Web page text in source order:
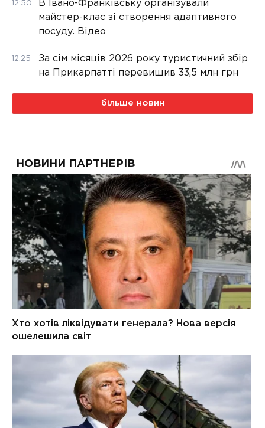
12:50
В Івано-Франківську організували
майстер-клас зі створення адаптивного
посуду. Відео
12:25
За сім місяців 2026 року туристичний збір
на Прикарпатті перевищив 33,5 млн грн
більше новин